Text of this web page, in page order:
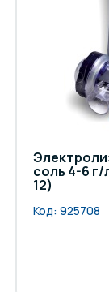
соль 4-6 г/
12)
Код: 925708